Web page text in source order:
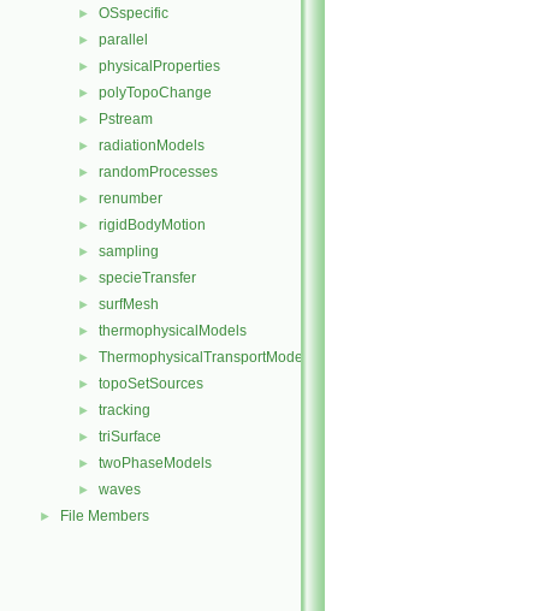
► OSspecific
► parallel
► physicalProperties
► polyTopoChange
► Pstream
► radiationModels
► randomProcesses
► renumber
► rigidBodyMotion
► sampling
► specieTransfer
► surfMesh
► thermophysicalModels
► ThermophysicalTransportModels
► topoSetSources
► tracking
► triSurface
► twoPhaseModels
► waves
► File Members